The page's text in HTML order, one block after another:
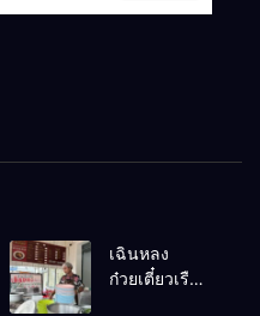
เฉินหลง
ก๋วยเตี๋ยวเรือ